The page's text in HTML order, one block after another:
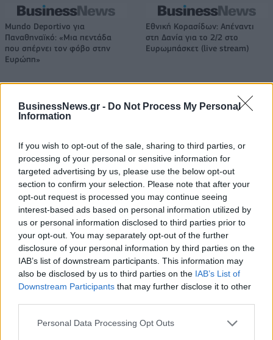
BusinessNews.gr - Do Not Process My Personal
Information
If you wish to opt-out of the sale, sharing to third parties, or
processing of your personal or sensitive information for
targeted advertising by us, please use the below opt-out
section to confirm your selection. Please note that after your
opt-out request is processed you may continue seeing
interest-based ads based on personal information utilized by
us or personal information disclosed to third parties prior to
your opt-out. You may separately opt-out of the further
disclosure of your personal information by third parties on the
IAB’s list of downstream participants. This information may
also be disclosed by us to third parties on the IAB’s List of
Downstream Participants that may further disclose it to other
Personal Data Processing Opt Outs
Mundo Deportivo για
Παναθηναϊκό: «Μια πεντάδα
που σπέρνει τον φόβο στην
Ευρώπη»
Εθνική Κορασίδων: Απέναντι
στη Δανία για το 2/2 στο
Ευρωμπάσκετ (live stream)
Ελληνική Αναπτυξιακή Τράπεζα: Με «προίκα» 2 δισ. ευρώ ανοίγει
δρόμο για δάνεια έως 5 δισ. σε μικρομεσαίες
Β.Σ. Καρούλιας: Τζίρος 98,7
εκατ. ευρώ και αύξηση κερδών
57% - Τα νέα στοιχήματα σε
low & non alcohol
Χρηματοοικονομικός
σύμβουλος της ΔΕΗ για την
είσοδο στην πολωνική αγορά
ενέργειας
Η Chery επενδύει 75 εκατ. δολάρια στην KG Mobility
18.990 ευρώ
συνεχίζουν μαζί: Ανανέωση της